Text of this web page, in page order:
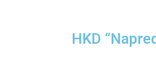
HKD